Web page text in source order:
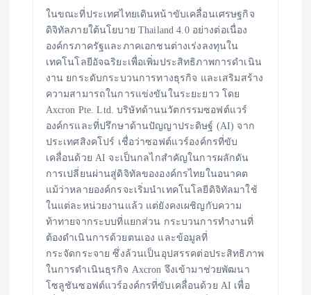
ในขณะที่ประเทศไทยเดินหน้าขับเคลื่อนเศรษฐกิจ
ดิจิทัลภายใต้นโยบาย Thailand 4.0 อย่างต่อเนื่อง
องค์กรภาครัฐและภาคเอกชนต่างเร่งลงทุนใน
เทคโนโลยีอัจฉริยะเพื่อเพิ่มประสิทธิภาพการดำเนิน
งาน ยกระดับกระบวนการทางธุรกิจ และเสริมสร้าง
ความสามารถในการแข่งขันในระยะยาว โดย
Axcron Pte. Ltd. บริษัทด้านนวัตกรรมซอฟต์แวร์
องค์กรและที่ปรึกษาด้านปัญญาประดิษฐ์ (AI) จาก
ประเทศสิงคโปร์ เชื่อว่าซอฟต์แวร์องค์กรที่ขับ
เคลื่อนด้วย AI จะเป็นกลไกสำคัญในการผลักดัน
การเปลี่ยนผ่านสู่ดิจิทัลขององค์กรไทยในอนาคต
แม้ว่าหลายองค์กรจะเริ่มนำเทคโนโลยีดิจิทัลมาใช้
ในแต่ละหน่วยงานแล้ว แต่ยังคงเผชิญกับความ
ท้าทายจากระบบที่แยกส่วน กระบวนการทำงานที่
ต้องดำเนินการด้วยตนเอง และข้อมูลที่
กระจัดกระจาย ซึ่งล้วนเป็นอุปสรรคต่อประสิทธิภาพ
ในการดำเนินธุรกิจ Axcron จึงเข้ามาช่วยพัฒนา
โซลูชันซอฟต์แวร์องค์กรที่ขับเคลื่อนด้วย AI เพื่อ